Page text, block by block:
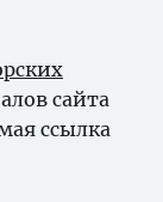
сайта
ссылка